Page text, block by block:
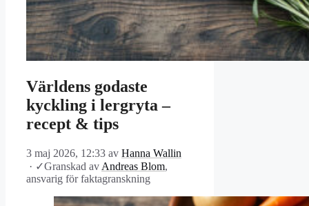
Världens godaste
kyckling i lergryta –
recept & tips
3 maj 2026, 12:33 av Hanna Wallin
· ✓Granskad av Andreas Blom,
ansvarig för faktagranskning